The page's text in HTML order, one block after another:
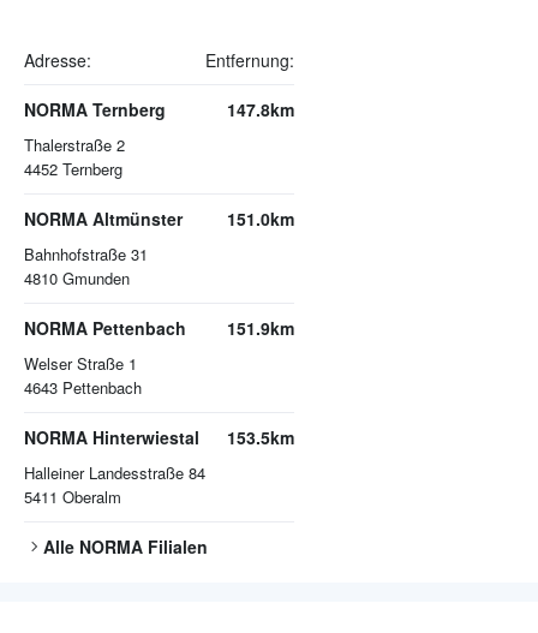
Adresse: Entfernung:
NORMA Ternberg
Thalerstraße 2
4452 Ternberg
147.8km
NORMA Altmünster
Bahnhofstraße 31
4810 Gmunden
151.0km
NORMA Pettenbach
Welser Straße 1
4643 Pettenbach
151.9km
NORMA Hinterwiestal
Halleiner Landesstraße 84
5411 Oberalm
153.5km
Alle NORMA Filialen